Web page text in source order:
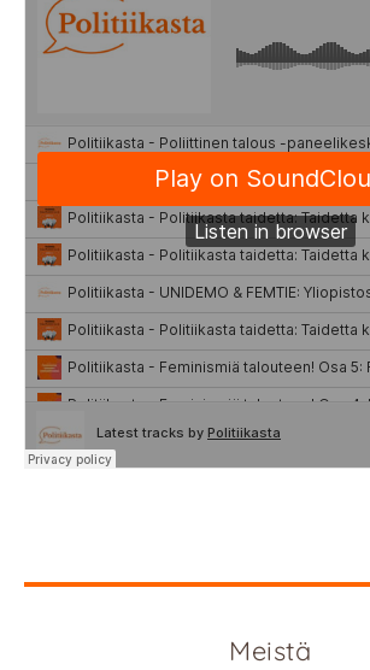
Meistä